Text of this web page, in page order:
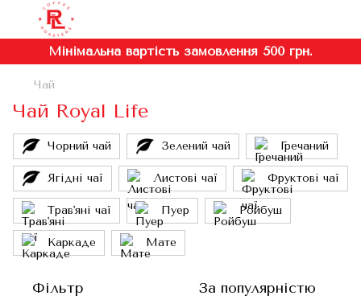
Мінімальна вартість замовлення 500 грн.
Чай
Чай Royal Life
Чорний чай Зелений чай Гречаний
Ягідні чаї Листові чаї Фруктові чаї
Трав'яні чаї Пуер Ройбуш
Каркаде Мате
Фільтр За популярністю